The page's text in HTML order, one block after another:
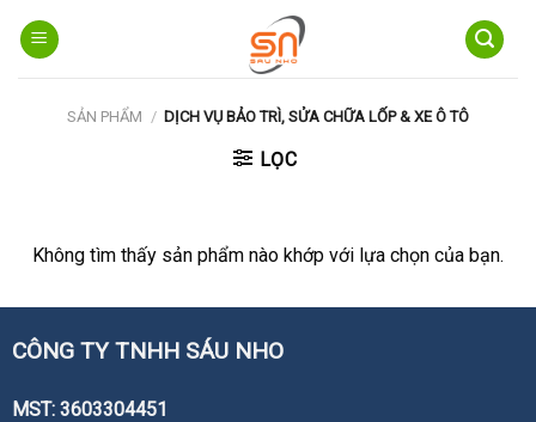
content
SẢN PHẨM / DỊCH VỤ BẢO TRÌ, SỬA CHỮA LỐP & XE Ô TÔ
LỌC
Không tìm thấy sản phẩm nào khớp với lựa chọn của bạn.
CÔNG TY TNHH SÁU NHO
MST: 3603304451